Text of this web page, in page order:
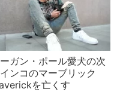
ガン・ポール愛犬の次
ンコのマーブリック
を亡くす